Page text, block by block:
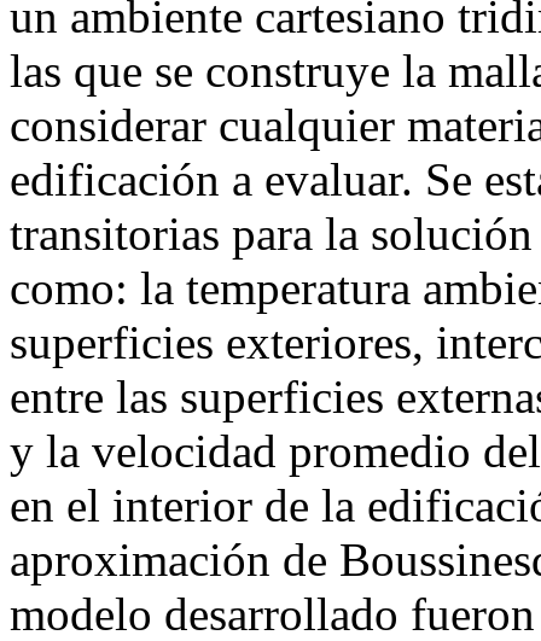
un ambiente cartesiano
las que se construye la
considerar cualquier
edificación a evaluar. Se
transitorias para la
como: la temperatura
superficies exteriores,
entre las superficies
y la velocidad promedio
en el interior de la
aproximación de
modelo desarrollado